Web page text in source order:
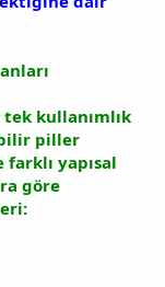
kullanımlık
piller
yapısal
göre